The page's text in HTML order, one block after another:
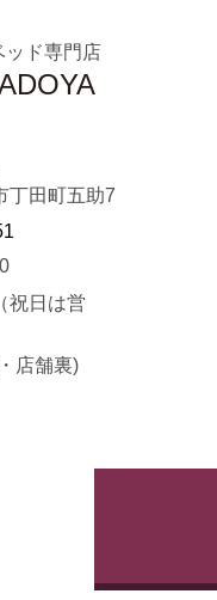
ッド専門店
丁田町五助7
（祝日は営
店舗裏)